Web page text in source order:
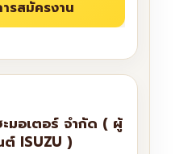
มอเตอร์ จำกัด ( ผู้
ต์ ISUZU )